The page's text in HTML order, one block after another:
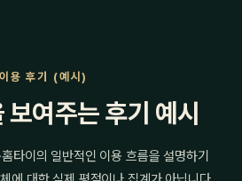
이용 후기 (예시)
여주는 후기 예시
타이의 일반적인 이용 흐름을 설명하기